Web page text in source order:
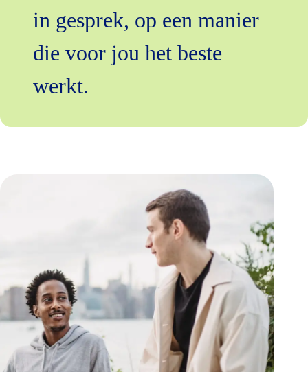
in gesprek, op een manier
die voor jou het beste
werkt.